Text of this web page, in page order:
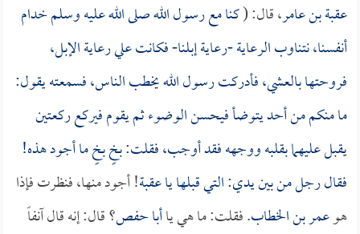
عقبة بن عامر، قال: (كنا مع رسول الله صلى الله عليه وسلم خدام
أنفسنا، نتناوب الرعاية -رعاية إبلنا- فكانت علي رعاية الإبل،
فروحتها بالعشي، فأدركت رسول الله يخطب الناس، فسمعته يقول:
ما منكم من أحد يتوضأ فيحسن الوضوء ثم يقوم فيركع ركعتين
يقبل عليهما بقلبه ووجهه فقد أوجب، فقلت: بخٍ بخٍ ما أجود هذه!
فقال رجل من بين يدي: التي قبلها ياعقبة! أجود منها، فنظرت فإذا
هوعمر بن الخطاب. فقلت: ما هي ياأبا حفص؟ قال: إنه قال آنفاً